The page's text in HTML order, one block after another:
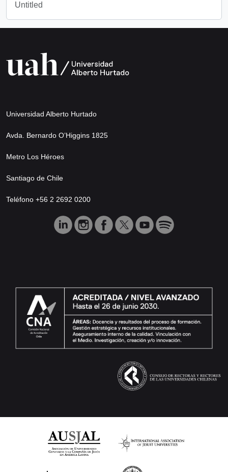
Untitled
Universidad Alberto Hurtado
Avda. Bernardo O’Higgins 1825
Metro Los Héroes
Santiago de Chile
Teléfono +56 2 2692 0200